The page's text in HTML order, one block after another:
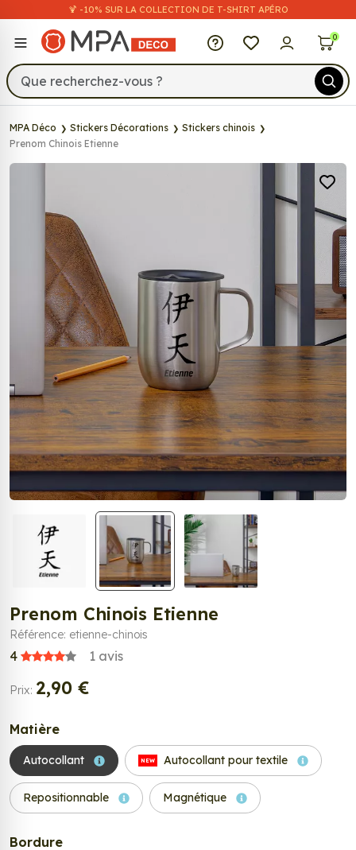
🍹 -10% SUR LA COLLECTION DE T-SHIRT APÉRO
MPA Déco 0
MPA Déco Stickers Décorations
Stickers chinois
Prenom Chinois Etienne
Prenom Chinois Etienne
Référence: etienne-chinois
4 1 avis
Prix: 2,90 €
Matière
Autocollant NEW Autocollant pour textile
Repositionnable Magnétique
Bordure